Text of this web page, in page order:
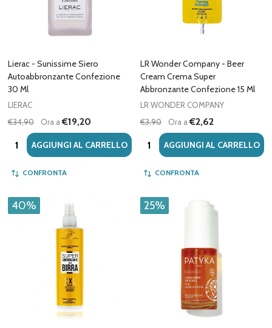
Lierac - Sunissime Siero
Autoabbronzante Confezione
30 Ml
LIERAC
€34,90
Ora a€19,20
Quantità:AGGIUNGI AL CARRELLO
CONFRONTA
LR Wonder Company - Beer
Cream Crema Super
Abbronzante Confezione 15 Ml
LR WONDER COMPANY
€3,90
Ora a€2,62
Quantità:AGGIUNGI AL CARRELLO
CONFRONTA
40% 25%